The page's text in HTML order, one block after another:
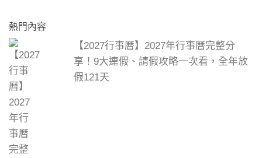
熱門內容
【2027行事曆】2027年行事曆完整分
享！9大連假、請假攻略一次看，全年放
假121天